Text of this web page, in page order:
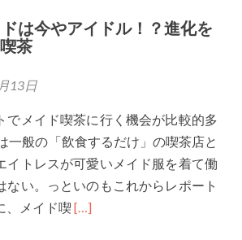
画
は今やアイドル！？進化を
茶
13日
でメイド喫茶に行く機会が比較的多
一般の「飲食するだけ」の喫茶店と
イトレスが可愛いメイド服を着て働
ない。っといのもこれからレポート
、メイド喫 Read
[…]